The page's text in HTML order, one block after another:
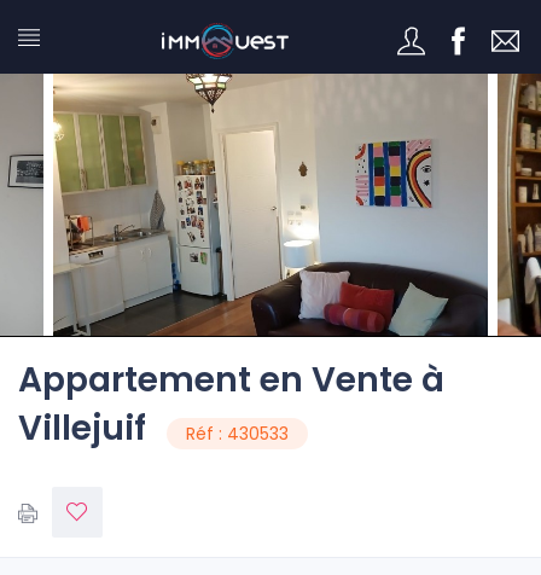
Appartement en Vente à
Villejuif
Réf : 430533